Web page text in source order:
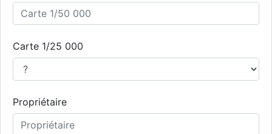
Carte 1/25 000
Propriétaire